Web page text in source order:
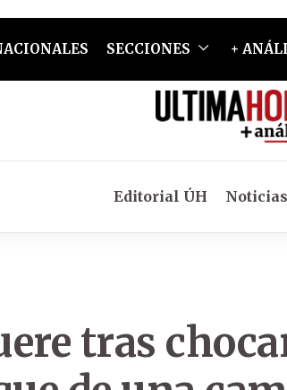
SECCIONES +
Editorial ÚH
tras